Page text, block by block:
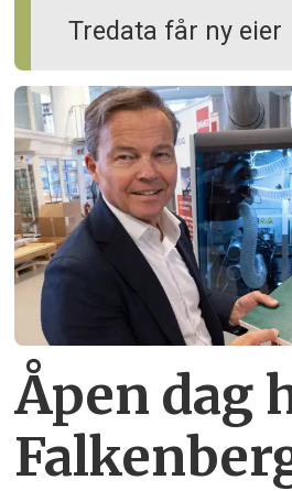
Tredata får ny eier
Åpen dag